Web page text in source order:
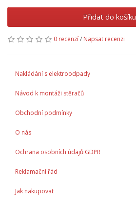
Přidat do košíku
0 recenzí/ Napsat recenzi
Nakládání s elektroodpady
Návod k montáži stěračů
Obchodní podmínky
O nás
Ochrana osobních údajů GDPR
Reklamační řád
Jak nakupovat